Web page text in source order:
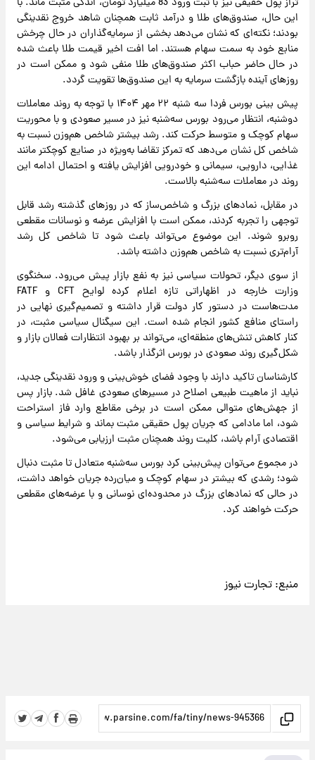
این حال، صندوق‌های طلا و درآمد ثابت همچنان شاهد خروج نقدینگی
بودند؛ نکته‌ای که نشان می‌دهد بخشی از سرمایه‌گذاران در حال چرخش
منابع خود به سمت سهام هستند. اما افت اخیر قیمت طلا باعث شده
در حال حاضر حباب اکثر صندوق‌های طلا منفی شود و ممکن است در
روزهای آینده بازگشت سرمایه به این صندوق‌ها تقویت گردد.
پیش ‌بینی بورس فردا سه ‌شنبه ۲۲ مهر ۱۴۰۴ با توجه به روند معاملات
دوشنبه، انتظار می‌رود بورس سه‌شنبه نیز در مسیر صعودی و با محوریت
سهام کوچک و متوسط حرکت کند. رشد بیشتر شاخص هم‌وزن نسبت به
شاخص کل نشان می‌دهد که تمرکز تقاضا به‌ویژه در صنایع کوچکتر مانند
غذایی، دارویی، سیمانی و خودرویی افزایش یافته و احتمال ادامه این
روند در معاملات سه‌شنبه بالاست.
در مقابل، نمادهای بزرگ و شاخص‌ساز که در روزهای گذشته رشد قابل‌
توجهی را تجربه کردند، ممکن است با افزایش عرضه و نوسانات مقطعی
روبرو شوند. این موضوع می‌تواند باعث شود تا شاخص کل رشد
آرام‌تری نسبت به شاخص هم‌وزن داشته باشد.
از سوی دیگر، تحولات سیاسی نیز به نفع بازار پیش می‌رود. سخنگوی
وزارت خارجه در اظهاراتی تازه اعلام کرده لوایح CFT و FATF
مدت‌هاست در دستور کار دولت قرار داشته و تصمیم‌گیری نهایی در
راستای منافع کشور انجام شده است. این سیگنال سیاسی مثبت، در
کنار کاهش تنش‌های منطقه‌ای، می‌تواند بر بهبود انتظارات فعالان بازار و
شکل‌گیری روند صعودی در بورس اثرگذار باشد.
کارشناسان تاکید دارند با وجود فضای خوش‌بینی و ورود نقدینگی جدید،
نباید از ماهیت طبیعی اصلاح در مسیرهای صعودی غافل شد. بازار پس
از جهش‌های متوالی ممکن است در برخی مقاطع وارد فاز استراحت
شود، اما مادامی که جریان پول حقیقی مثبت بماند و شرایط سیاسی و
اقتصادی آرام باشد، کلیت روند همچنان مثبت ارزیابی می‌شود.
در مجموع می‌توان پیش‌بینی کرد بورس سه‌شنبه متعادل تا مثبت دنبال
شود؛ رشدی که بیشتر در سهام کوچک و میان‌رده جریان خواهد داشت،
در حالی که نمادهای بزرگ در محدوده‌ای نوسانی و با عرضه‌های مقطعی
حرکت خواهند کرد.
منبع:تجارت نیوز